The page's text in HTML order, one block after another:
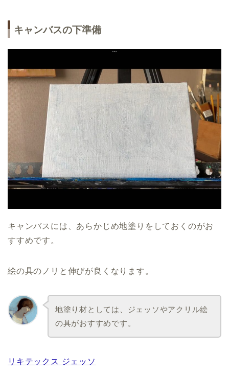
キャンバスの下準備
キャンバスには、あらかじめ地塗りをしておくのがお
すすめです。
絵の具のノリと伸びが良くなります。
地塗り材としては、ジェッソやアクリル絵
の具がおすすめです。
リキテックス ジェッソ